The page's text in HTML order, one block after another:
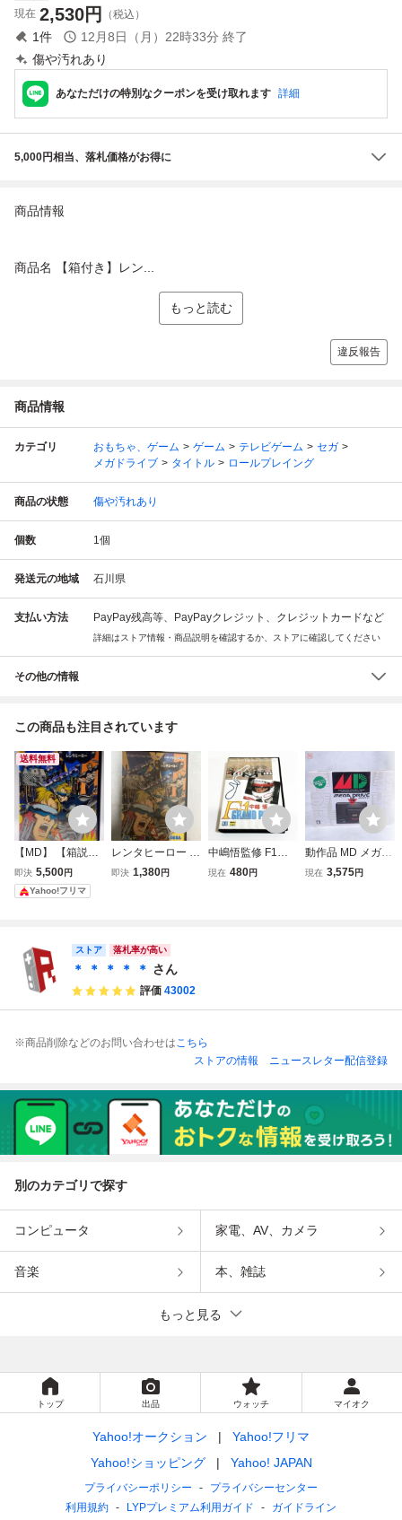
現在 2,530円 （税込）
1件 12月8日（月）22時33分 終了
傷や汚れあり
あなただけの特別なクーポンを受け取れます 詳細
5,000円相当、落札価格がお得に
商品情報
商品名 【箱付き】レン...
もっと読む
違反報告
商品情報
カテゴリ おもちゃ、ゲーム ゲーム テレビゲーム
セガ
メガドライブ
タイトル ロールプレイング
商品の状態 傷や汚れあり
個数 1個
発送元の地域 石川県
支払い方法 PayPay残高等、PayPayクレジット、クレジットカードなど
詳細はストア情報・商品説明を確認するか、ストアに確認してください
その他の情報
この商品も注目されています
送料無料
【MD】 【箱説
付】レンタヒーロ
ー
即決 5,500円
Yahoo!フリマ
レンタヒーロー R
ENT A HERO メガ
即決 1,380円
中嶋悟監修 F1ヒ
ーローMD 【箱・
現在 480円
動作品 MD メガド
ライブ ミニ 本体
現在 3,575円
ストア 落札率が高い
＊ ＊ ＊ ＊ ＊ さん
評価 43002
※商品削除などのお問い合わせはこちら
ストアの情報
ニュースレター配信登録
別のカテゴリで探す
コンピュータ 家電、AV、カメラ
音楽 本、雑誌
もっと見る
トップ 出品 ウォッチ マイオク
Yahoo!オークション
Yahoo!フリマ
Yahoo!ショッピング
Yahoo! JAPAN
プライバシーポリシー
プライバシーセンター
利用規約
LYPプレミアム利用ガイド ガイドライン